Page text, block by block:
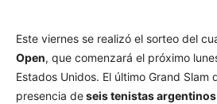
Este viernes se realizó el sorteo del
Open, que comenzará el próximo
Estados Unidos. El último Grand Slam
presencia deseis tenistas